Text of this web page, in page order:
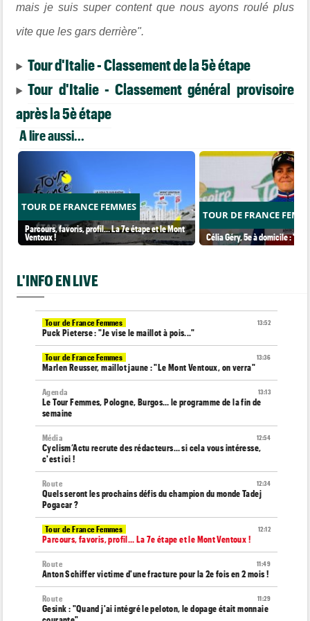
mais je suis super content que nous ayons roulé plus
vite que les gars derrière".
Tour d'Italie - Classement de la 5è étape
Tour d'Italie - Classement général provisoire
après la 5è étape
A lire aussi...
TOUR DE FRANCE FEMMES
Parcours, favoris, profil… La 7e étape et le Mont
Ventoux !
TOUR DE FRANCE
Célia Géry, 5e à domicile :
L'INFO EN LIVE
13:52
Tour de France Femmes
Puck Pieterse : "Je vise le maillot à pois..."
13:36
Tour de France Femmes
Marlen Reusser, maillot jaune : "Le Mont Ventoux, on verra"
13:13
Agenda
Le Tour Femmes, Pologne, Burgos… le programme de la fin de
semaine
12:54
Média
Cyclism’Actu recrute des rédacteurs… si cela vous intéresse,
c'est ici !
12:34
Route
Quels seront les prochains défis du champion du monde Tadej
Pogacar ?
12:12
Tour de France Femmes
Parcours, favoris, profil… La 7e étape et le Mont Ventoux !
11:49
Route
Anton Schiffer victime d'une fracture pour la 2e fois en 2 mois !
11:29
Route
Gesink : "Quand j'ai intégré le peloton, le dopage était monnaie